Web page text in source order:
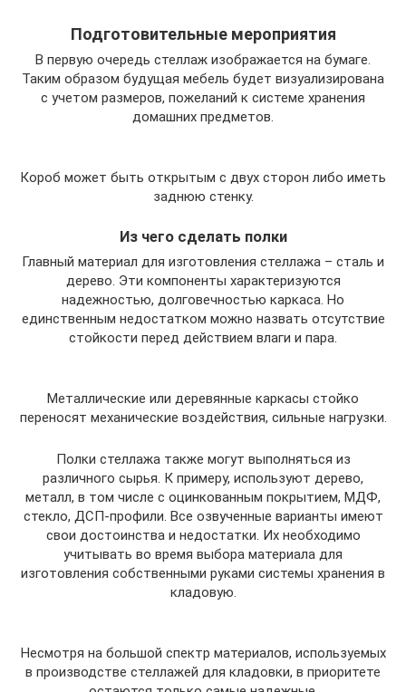
Подготовительные мероприятия
В первую очередь стеллаж изображается на бумаге.
Таким образом будущая мебель будет визуализирована
с учетом размеров, пожеланий к системе хранения
домашних предметов.
Короб может быть открытым с двух сторон либо иметь
заднюю стенку.
Из чего сделать полки
Главный материал для изготовления стеллажа – сталь и
дерево. Эти компоненты характеризуются
надежностью, долговечностью каркаса. Но
единственным недостатком можно назвать отсутствие
стойкости перед действием влаги и пара.
Металлические или деревянные каркасы стойко
переносят механические воздействия, сильные нагрузки.
Полки стеллажа также могут выполняться из
различного сырья. К примеру, используют дерево,
металл, в том числе с оцинкованным покрытием, МДФ,
стекло, ДСП-профили. Все озвученные варианты имеют
свои достоинства и недостатки. Их необходимо
учитывать во время выбора материала для
изготовления собственными руками системы хранения в
кладовую.
Несмотря на большой спектр материалов, используемых
в производстве стеллажей для кладовки, в приоритете